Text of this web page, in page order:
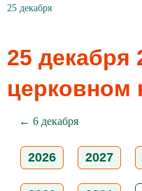
25 декабря
25 декабря
церковном
← 6 декабря
2026 2027